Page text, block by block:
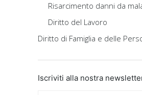
Risarcimento danni da
Diritto del Lavoro
Diritto di Famiglia e delle
Iscriviti alla nostra